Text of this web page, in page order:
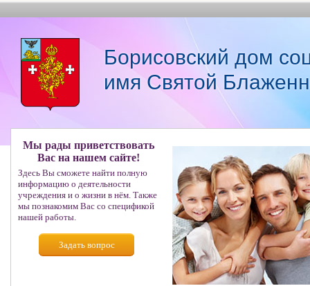
Борисовский дом
имя Святой
Мы рады приветствовать
Вас на нашем сайте!
Здесь Вы сможете найти полную
информацию о деятельности
учреждения и о жизни в нём. Также
мы познакомим Вас со спецификой
нашей работы.
Задать вопрос